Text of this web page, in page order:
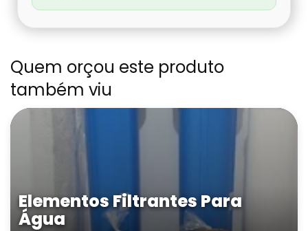
Quem orçou este produto
também viu
Elementos Filtrantes Para
Água